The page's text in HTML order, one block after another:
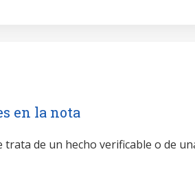
en la nota
trata de un hecho verificable o de